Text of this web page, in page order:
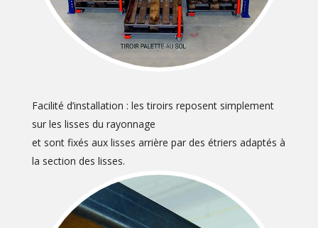
Facilité d’installation : les tiroirs reposent simplement
sur les lisses du rayonnage
et sont fixés aux lisses arrière par des étriers adaptés à
la section des lisses.